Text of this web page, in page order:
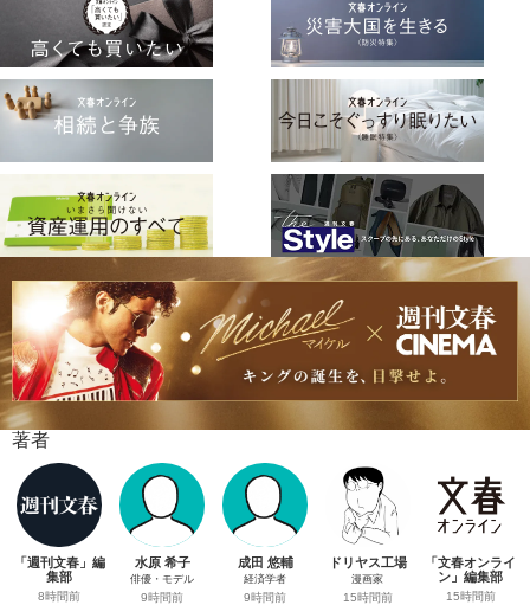
著者
「週刊文春」編
集部
8時間前
水原 希子
俳優・モデル
9時間前
成田 悠輔
経済学者
9時間前
ドリヤス工場
漫画家
15時間前
「文春オンライ
ン」編集部
15時間前